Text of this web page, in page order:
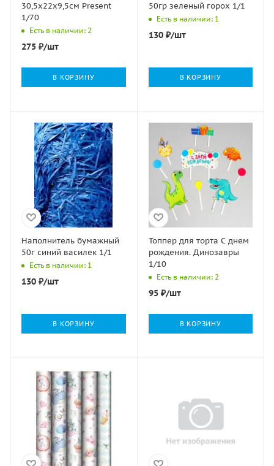
30,5х22х9,5см Present
1/70
Есть в наличии: 2
275 ₽/шт
В КОРЗИНУ
50гр зеленый горох 1/1
Есть в наличии: 1
130₽/шт
В КОРЗИНУ
Наполнитель бумажный
50г синий василек 1/1
Есть в наличии: 1
130 ₽/шт
В КОРЗИНУ
Топпер для торта С днем
рождения. Динозавры
1/10
Есть в наличии: 2
95₽/шт
В КОРЗИНУ